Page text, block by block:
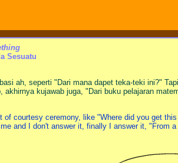
Sesuatu
ah, seperti "Dari mana dapet teka-teki ini?"
kujawab juga, "Dari buku pelajaran
courtesy ceremony, like "Where did you get
and I don't answer it, finally I answer it, "From